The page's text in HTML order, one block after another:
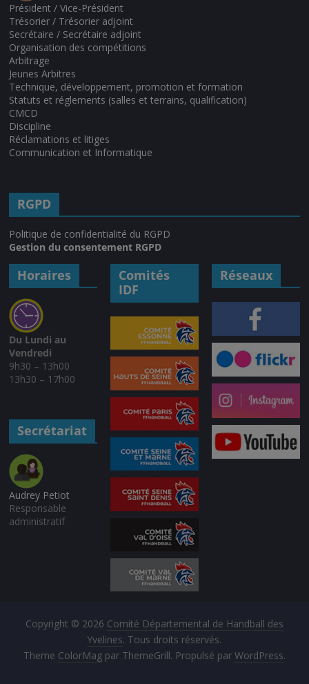
Président / Vice-Président
Trésorier / Trésorier adjoint
Secrétaire / Secrétaire adjoint
Organisation des compétitions
Arbitrage
Jeunes Arbitres
Technique, développement, promotion et formation
Statuts et réglements (salles et terrains, qualification)
CMCD
Discipline
Réclamations et litiges
Communication et Informatique
RGPD
Politique de confidentialité du RGPD
Gestion du consentement RGPD
Horaires
Du Lundi au
Vendredi
9h30 – 13h00
13h30 – 17h00
Secrétariat
Audrey Petiot
Responsable
administratif
Comités
IDF
Réseaux
Copyright © 2026 Comité Départemental de Handball des
Yvelines. Tous droits réservés.
Theme ColorMagpar ThemeGrill. Propulsé par WordPress.